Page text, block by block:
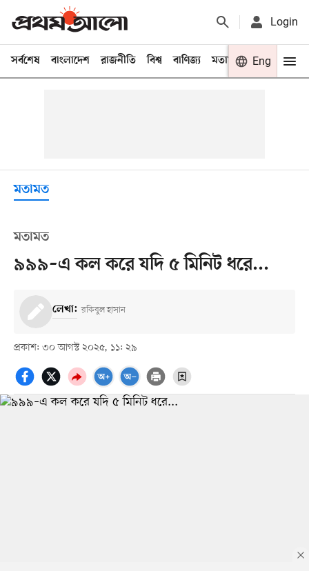
Login
সর্বশেষ বাংলাদেশ রাজনীতি বিশ্ব বাণিজ্য মতামত খেলা
Eng
মতামত
মতামত
৯৯৯–এ কল করে যদি ৫ মিনিট ধরে...
লেখা: রকিবুল হাসান
প্রকাশ: ৩০ আগস্ট ২০২৫, ১১: ২৯